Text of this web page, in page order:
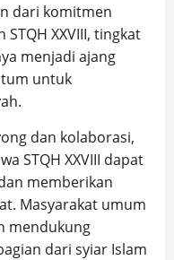
dari komitmen
XXVIII, tingkat
menjadi ajang
untuk
dan kolaborasi,
STQH XXVIII dapat
memberikan
Masyarakat umum
mendukung
dari syiar Islam